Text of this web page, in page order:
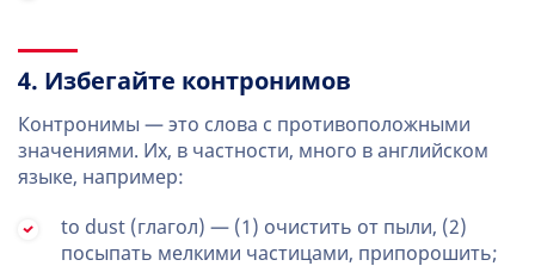
4. Избегайте контронимов
Контронимы — это слова с противоположными
значениями. Их, в частности, много в английском
языке, например:
to dust (глагол) — (1) очистить от пыли, (2)
посыпать мелкими частицами, припорошить;